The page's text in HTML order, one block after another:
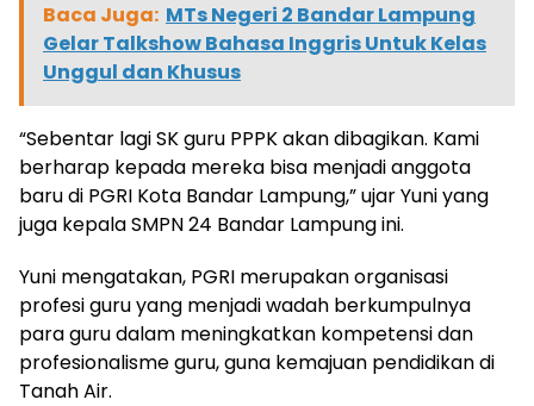
Baca Juga: MTs Negeri 2 Bandar Lampung
Gelar Talkshow Bahasa Inggris Untuk Kelas
Unggul dan Khusus
“Sebentar lagi SK guru PPPK akan dibagikan. Kami
berharap kepada mereka bisa menjadi anggota
baru di PGRI Kota Bandar Lampung,” ujar Yuni yang
juga kepala SMPN 24 Bandar Lampung ini.
Yuni mengatakan, PGRI merupakan organisasi
profesi guru yang menjadi wadah berkumpulnya
para guru dalam meningkatkan kompetensi dan
profesionalisme guru, guna kemajuan pendidikan di
Tanah Air.